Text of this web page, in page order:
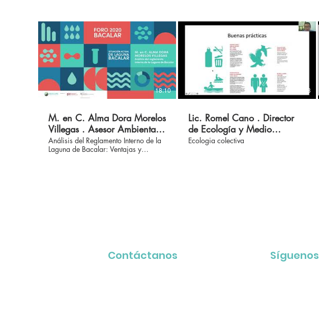
18:10
M. en C. Alma Dora Morelos
Villegas . Asesor Ambiental
APIQROO . Foro 2020
Agua Clara Bacalar
Análisis del Reglamento Interno de la
Laguna de Bacalar: Ventajas y
19:33
Lic. Romel Cano . Director
de Ecología y Medio
Ambiente . Foro 2020 Agua
Ecologia colectiva
Contáctanos Síguenos